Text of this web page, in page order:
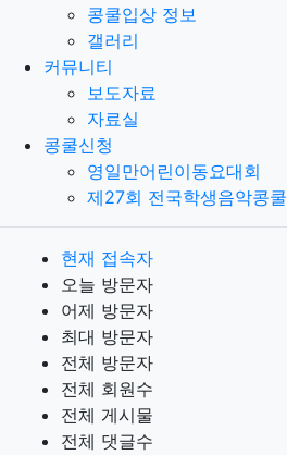
콩쿨입상 정보
갤러리
커뮤니티
보도자료
자료실
콩쿨신청
영일만어린이동요대회
제27회 전국학생음악콩쿨
현재 접속자
오늘 방문자
어제 방문자
최대 방문자
전체 방문자
전체 회원수
전체 게시물
전체 댓글수